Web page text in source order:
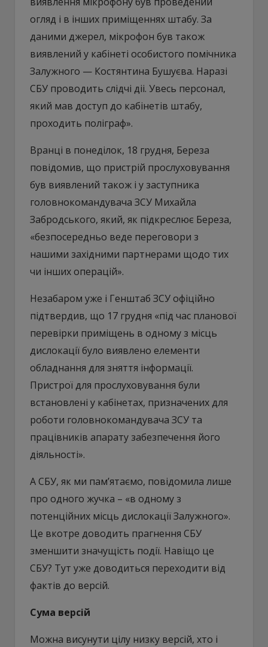
огляд і в інших приміщеннях штабу. За
даними джерел, мікрофон був також
виявлений у кабінеті особистого помічника
Залужного — Костянтина Бушуєва. Наразі
СБУ проводить слідчі діі. Увесь персонал,
який мав доступ до кабінетів штабу,
проходить поліграф».
Вранці в понеділок, 18 грудня, Береза
повідомив, що пристрій прослуховування
був виявлений також і у заступника
головнокомандувача ЗСУ Михайла
Забродського, який, як підкреслює Береза,
«безпосередньо веде переговори з
нашими західними партнерами щодо тих
чи інших операцій».
Незабаром уже і Генштаб ЗСУ офіційно
підтвердив, що 17 грудня «під час планової
перевірки приміщень в одному з місць
дислокації було виявлено елементи
обладнання для зняття інформації.
Пристрої для прослуховування були
встановлені у кабінетах, призначених для
роботи головнокомандувача ЗСУ та
працівників апарату забезпечення його
діяльності».
А СБУ, як ми пам’ятаємо, повідомила лише
про одного жучка – «в одному з
потенційних місць дислокації Залужного».
Це вкотре доводить прагнення СБУ
зменшити значущість події. Навіщо це
СБУ? Тут уже доводиться переходити від
фактів до версій.
Сума версій
Можна висунути цілу низку версій, хто і